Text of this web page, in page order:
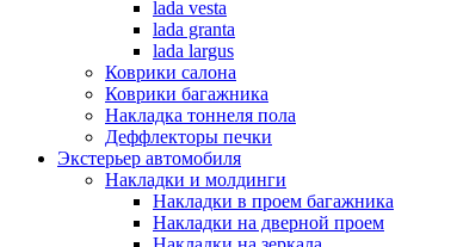
lada vesta
lada granta
lada largus
Коврики салона
Коврики багажника
Накладка тоннеля пола
Деффлекторы печки
Экстерьер автомобиля
Накладки и молдинги
Накладки в проем багажника
Накладки на дверной проем